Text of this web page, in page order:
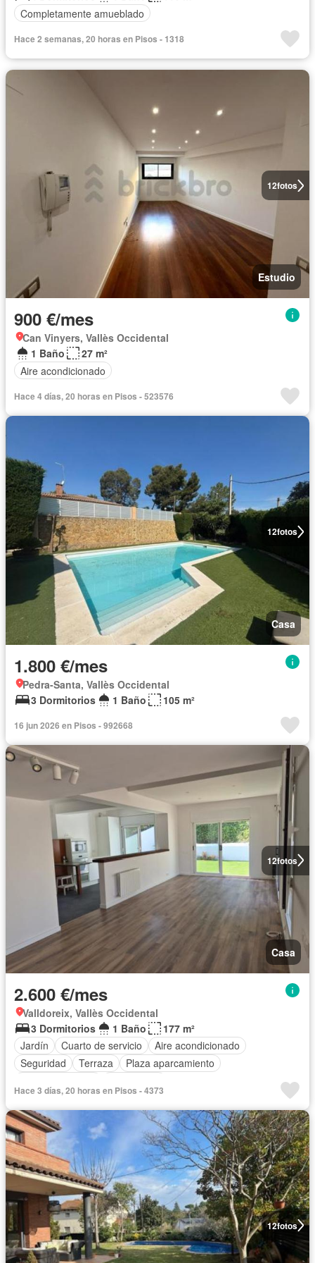
Completamente amueblado
Hace 2 semanas, 20 horas en Pisos - 1318
12fotos
Estudio
900 €/mes
Can Vinyers, Vallès Occidental
1 Baño
27 m²
Aire acondicionado
Hace 4 días, 20 horas en Pisos - 523576
12fotos
Casa
1.800 €/mes
Pedra-Santa, Vallès Occidental
3 Dormitorios
1 Baño 105 m²
16 jun 2026 en Pisos - 992668
12fotos
Casa
2.600 €/mes
Valldoreix, Vallès Occidental
3 Dormitorios
1 Baño
177 m²
Jardín
Cuarto de servicio
Aire acondicionado
Seguridad
Terraza
Plaza aparcamiento
Hace 3 días, 20 horas en Pisos - 4373
12fotos